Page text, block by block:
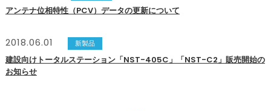
アンテナ位相特性（PCV）データの更新について
2018.06.01 新製品
建設向けトータルステーション「NST-405C」「NST-C2」販売開始の
お知らせ